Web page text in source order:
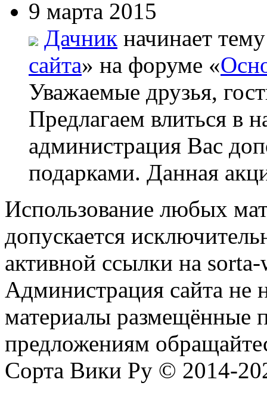
9 марта 2015
Дачник начинает
сайта» на форуме «
Уважаемые друзья,
Предлагаем влиться в
администрация Вас
подарками. Данная
Использование любых
допускается
активной ссылки на
Администрация сайта не
материалы размещённые
предложениям
Сорта Вики Ру © 2014-